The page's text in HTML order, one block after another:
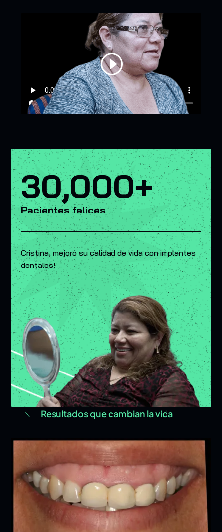
30,000+
Pacientes felices
Cristina, mejoró su calidad de vida con implantes
dentales!
Resultados que cambian la vida